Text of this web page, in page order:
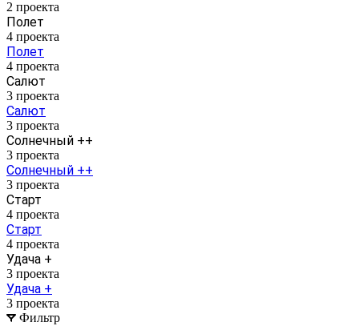
2 проекта
Полет
4 проекта
Полет
4 проекта
Салют
3 проекта
Салют
3 проекта
Солнечный ++
3 проекта
Солнечный ++
3 проекта
Старт
4 проекта
Старт
4 проекта
Удача +
3 проекта
Удача +
3 проекта
Фильтр